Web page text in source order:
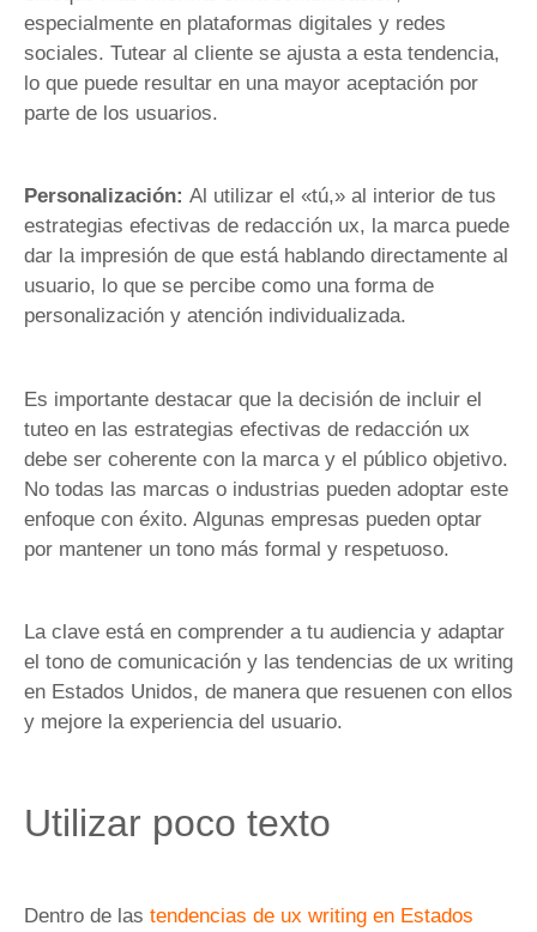
especialmente en plataformas digitales y redes
sociales. Tutear al cliente se ajusta a esta tendencia,
lo que puede resultar en una mayor aceptación por
parte de los usuarios.
Personalización: Al utilizar el «tú,» al interior de tus
estrategias efectivas de redacción ux, la marca puede
dar la impresión de que está hablando directamente al
usuario, lo que se percibe como una forma de
personalización y atención individualizada.
Es importante destacar que la decisión de incluir el
tuteo en las estrategias efectivas de redacción ux
debe ser coherente con la marca y el público objetivo.
No todas las marcas o industrias pueden adoptar este
enfoque con éxito. Algunas empresas pueden optar
por mantener un tono más formal y respetuoso.
La clave está en comprender a tu audiencia y adaptar
el tono de comunicación y las tendencias de ux writing
en Estados Unidos, de manera que resuenen con ellos
y mejore la experiencia del usuario.
Utilizar poco texto
Dentro de las tendencias de ux writing en Estados